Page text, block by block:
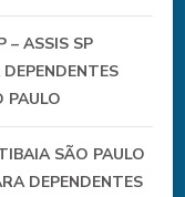
– ASSIS SP
PAULO
SÃO PAULO
DEPENDENTES